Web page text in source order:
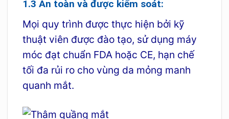
1.3 An toàn và được kiểm soát:
Mọi quy trình được thực hiện bởi kỹ
thuật viên được đào tạo, sử dụng máy
móc đạt chuẩn FDA hoặc CE, hạn chế
tối đa rủi ro cho vùng da mỏng manh
quanh mắt.